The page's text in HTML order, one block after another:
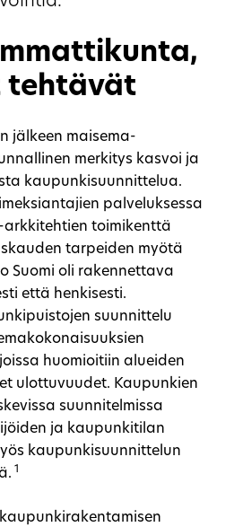
tehtävät
jälkeen maisema-
merkitys kasvoi ja
kaupunkisuunnittelua.
palveluksessa
toimikenttä
tarpeiden myötä
Suomi oli rakennettava
että henkisesti.
suunnittelu
huomioitiin alueiden
ulottuvuudet. Kaupunkien
suunnitelmissa
ja kaupunkitilan
kaupunkisuunnittelun
1